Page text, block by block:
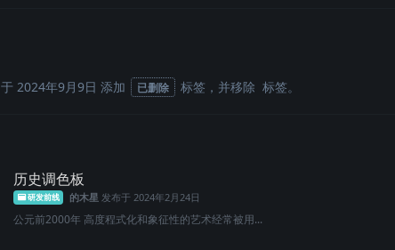
于 2024年9月9日 添加 已删除 标签 ，并移除 标签。
历史调色板
研发前线 的木星 发布于 2024年2月24日
公元前2000年 高度程式化和象征性的艺术经常被用...